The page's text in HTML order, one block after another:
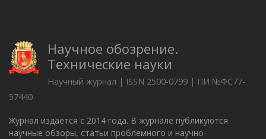
Научное обозрение.
Технические науки
Научный журнал | ISSN 2500-0799 | ПИ №ФС77-
57440
Журнал издается с 2014 года. В журнале публикуются
научные обзоры, статьи проблемного и научно-